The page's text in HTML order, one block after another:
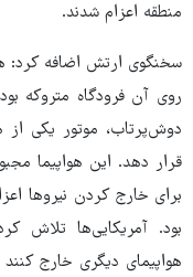
منطقه اعزام شدند.
سخنگوی ارتش اضافه کرد:
روی آن فرودگاه متروکه
قرار دهد. این هواپیما
برای خارج کردن نیروها
بود. آمریکایی‌ها تلاش
هواپیمای دیگری خارج کنند